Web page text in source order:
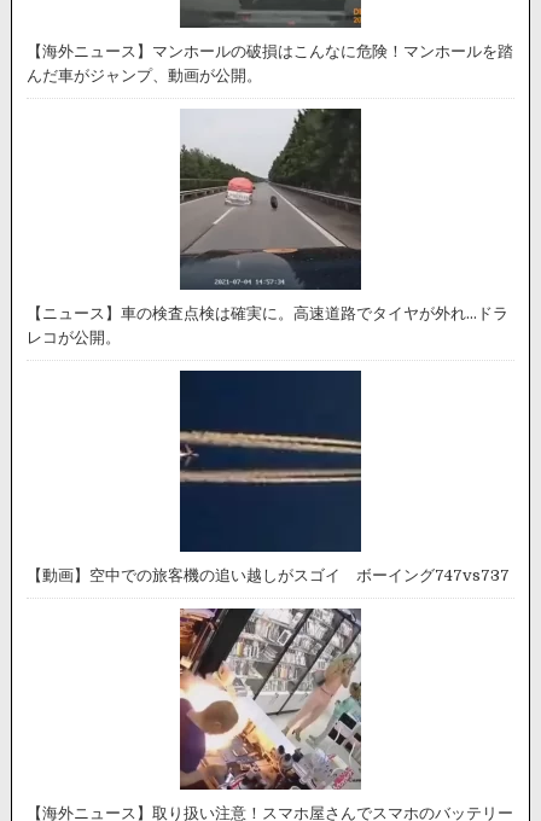
【海外ニュース】マンホールの破損はこんなに危険！マンホールを踏
んだ車がジャンプ、動画が公開。
【ニュース】車の検査点検は確実に。高速道路でタイヤが外れ…ドラ
レコが公開。
【動画】空中での旅客機の追い越しがスゴイ ボーイング747vs737
【海外ニュース】取り扱い注意！スマホ屋さんでスマホのバッテリー